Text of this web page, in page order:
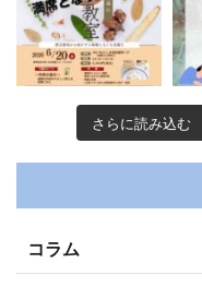
さらに読み込む
コラム